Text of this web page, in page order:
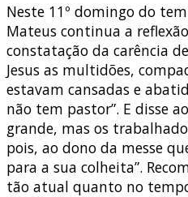
Neste 11º domingo do
Mateus continua a
constatação da carência
Jesus as multidões,
estavam cansadas e
não tem pastor”. E disse
grande, mas os
pois, ao dono da messe
para a sua colheita”.
tão atual quanto no tempo